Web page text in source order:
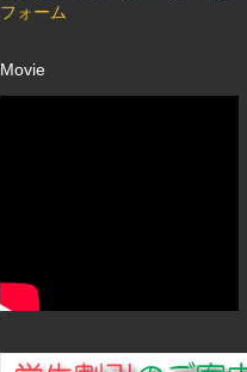
フォーム
Movie